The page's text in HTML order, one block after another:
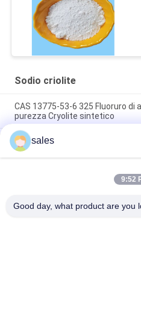
Sodio criolite
CAS 13775-53-6 325 Fluoruro di
purezza Cryolite sintetico
Oltre il grado 1000 di industriale
13775-53-6
Peso molecolare 209,94
insolubile in acqua Ideale per i
sales
9:52
Good day, what product are you